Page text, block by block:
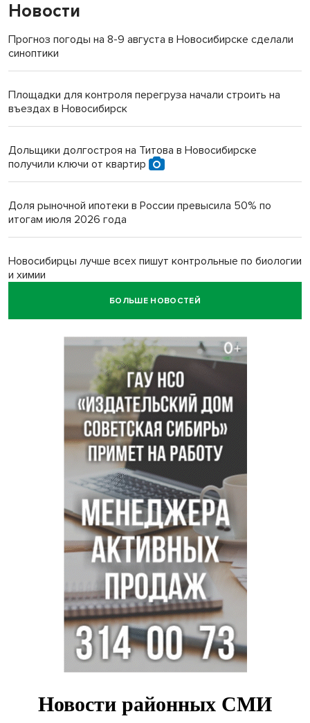
Новости
Прогноз погоды на 8-9 августа в Новосибирске сделали
синоптики
Площадки для контроля перегруза начали строить на
въездах в Новосибирск
Дольщики долгостроя на Титова в Новосибирске
получили ключи от квартир
Доля рыночной ипотеки в России превысила 50% по
итогам июля 2026 года
Новосибирцы лучше всех пишут контрольные по биологии
и химии
БОЛЬШЕ НОВОСТЕЙ